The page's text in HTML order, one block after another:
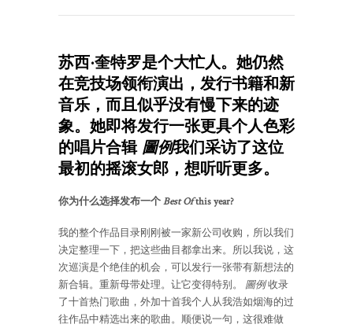
苏西·奎特罗是个大忙人。她仍然
在竞技场领衔演出，发行书籍和新
音乐，而且似乎没有慢下来的迹
象。她即将发行一张更具个人色彩
的唱片合辑 圖例我们采访了这位
最初的摇滚女郎，想听听更多。
你为什么选择发布一个Best Ofthis year?
我的整个作品目录刚刚被一家新公司收购，所以我们
决定整理一下，把这些曲目都拿出来。所以我说，这
次巡演是个绝佳的机会，可以发行一张带有新想法的
新合辑。重新母带处理。让它变得特别。 圖例收录
了十首热门歌曲，外加十首我个人从我浩如烟海的过
往作品中精选出来的歌曲。顺便说一句，这很难做